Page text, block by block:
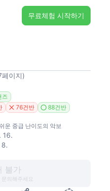
무료체험 시작하기
페이지)
즈
76건반 88건반
운 중급 난이도의 악보
16.
8.
불가
의해주세요